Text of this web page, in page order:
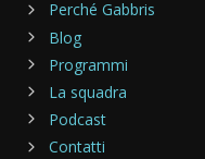
Perché Gabbris
Blog
Programmi
La squadra
Podcast
Contatti